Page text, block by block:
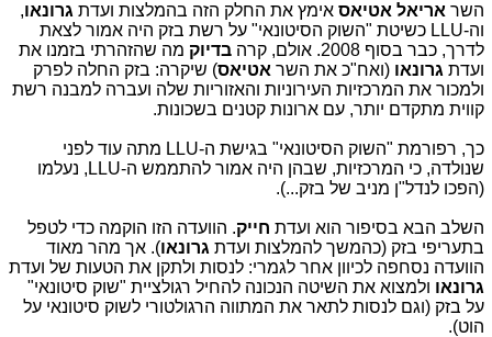
השר אריאל אטיאס אימץ את החלק הזה בהמלצות ועדת גרונאו,
וה-LLU כשיטת "השוק הסיטונאי" על רשת בזק היה אמור לצאת
לדרך, כבר בסוף 2008. אולם, קרה
בדיוק מה שהזהרתי בזמנו את
ועדת גרונאו (ואח"כ את השר אטיאס) שיקרה: בזק החלה לפרק
ולמכור את המרכזיות העירוניות והאזוריות שלה ועברה למבנה רשת
קווית מתקדם יותר, עם ארונות קטנים בשכונות.
כך, רפורמת "השוק הסיטונאי" בגישת ה-LLU מתה עוד לפני
שנולדה, כי המרכזיות, שבהן היה אמור להתממש ה-LLU, נעלמו
(הפכו לנדל"ן מניב של בזק...).
השלב הבא בסיפור הוא ועדת חייק. הוועדה הזו הוקמה כדי לטפל
בתעריפי בזק (כהמשך להמלצות ועדת גרונאו). אך מהר מאוד
הוועדה נסחפה לכיוון אחר לגמרי: לנסות ולתקן את הטעות של ועדת
גרונאו ולמצוא את השיטה הנכונה להחיל רגולציית "שוק סיטונאי"
על בזק (וגם לנסות לתאר את המתווה הרגולטורי לשוק סיטונאי על
הוט).